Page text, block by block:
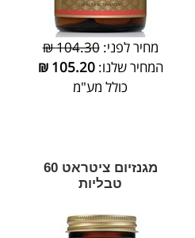
מחיר לפני:104.30 ₪
המחיר שלנו:105.20
₪
כולל מע"מ
מגנזיום ציטראט 60
טבליות